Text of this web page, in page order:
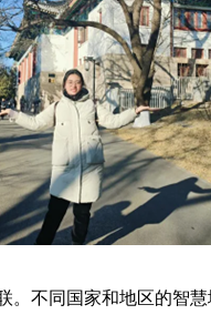
不同国家和地区的智